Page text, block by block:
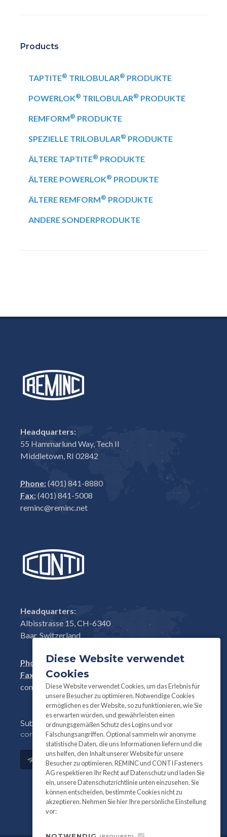
Products
TAPTITE® TRILOBULAR® PRODUKTE
POWERLOK® TRILOBULAR® PRODUKTE
REMFORM® PRODUKTE
SPEZIELLE TRILOBULAR® PRODUKTE
ÄLTERE TAPTITE® PRODUKTE
ÄLTERE POWERLOK® PRODUKTE
ÄLTERE REMFORM® PRODUKTE
ANDERE SONDERPRODUKTE
Headquarters:
55 Hammarlund Way, Tech II
Middletown, RI 02842
Phone:(401) 841-8880
Fax:(401) 841-5008
reminc@reminc.net
Headquarters:
Albisstrasse 15, CH-6340
Baar, Switzerland
Phone: +41(0)41 761 58 22
Fax:
+41(0)41 761 30 18
conti@contifasteners.ch
Subscribeto our newsletter for product and
company information:
Subscribe
Diese Website verwendet
Cookies
Diese Website verwendet Cookies, um das Erlebnis für
unsere Besucher zu optimieren. Notwendige Cookies
ermöglichen es der Website, so zu funktionieren, wie Sie
es erwarten würden, und gewährleisten einen
ordnungsgemäßen Schutz des Logins und vor
Fälschungsangriffen. Optional sammeln wir anonyme
statistische Daten, die uns Informationen liefern und die
uns helfen, den Inhalt unserer Website für unsere
Besucher zu optimieren. REMINC und CONTI Fasteners
AG respektieren Ihr Recht auf Datenschutz und laden Sie
ein, unsere Datenschutzrichtlinie unten einzusehen. Sie
können entscheiden, bestimmte Cookies nicht zu
akzeptieren. Nehmen Sie hier Ihre persönliche Einstellung
vor: